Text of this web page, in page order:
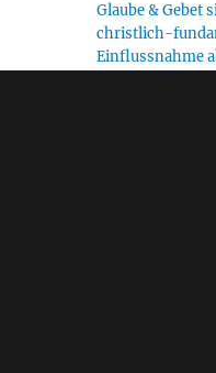
Glaube & Gebet
christlich-
Einflussnahme